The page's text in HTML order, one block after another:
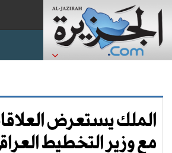
الملك يستعرض
مع وزير التخطيط